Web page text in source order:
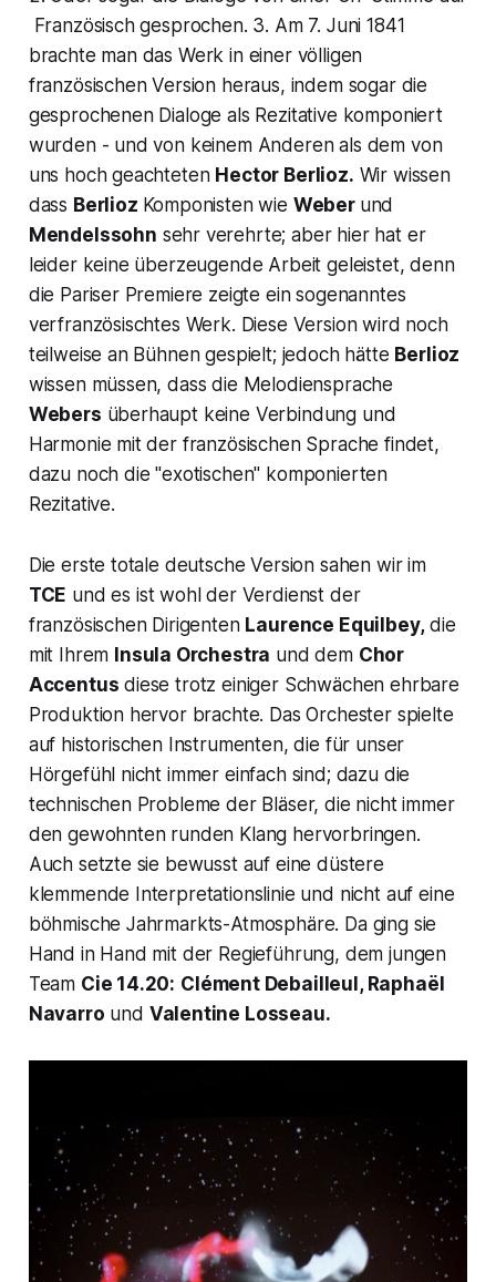
Französisch gesprochen. 3. Am 7. Juni 1841
brachte man das Werk in einer völligen
französischen Version heraus, indem sogar die
gesprochenen Dialoge als Rezitative komponiert
wurden - und von keinem Anderen als dem von
uns hoch geachteten Hector Berlioz. Wir wissen
dass Berlioz Komponisten wie Weber und
Mendelssohn sehr verehrte; aber hier hat er
leider keine überzeugende Arbeit geleistet, denn
die Pariser Premiere zeigte ein sogenanntes
verfranzösischtes Werk. Diese Version wird noch
teilweise an Bühnen gespielt; jedoch hätte Berlioz
wissen müssen, dass die Melodiensprache
Webers überhaupt keine Verbindung und
Harmonie mit der französischen Sprache findet,
dazu noch die "exotischen" komponierten
Rezitative.
Die erste totale deutsche Version sahen wir im
TCE und es ist wohl der Verdienst der
französischen Dirigenten Laurence Equilbey,die
mit Ihrem Insula Orchestra und dem Chor
Accentus diese trotz einiger Schwächen ehrbare
Produktion hervor brachte. Das Orchester spielte
auf historischen Instrumenten, die für unser
Hörgefühl nicht immer einfach sind; dazu die
technischen Probleme der Bläser, die nicht immer
den gewohnten runden Klang hervorbringen.
Auch setzte sie bewusst auf eine düstere
klemmende Interpretationslinie und nicht auf eine
böhmische Jahrmarkts-Atmosphäre. Da ging sie
Hand in Hand mit der Regieführung, dem jungen
Team Cie 14.20: Clément Debailleul, Raphaël
Navarro und Valentine Losseau.